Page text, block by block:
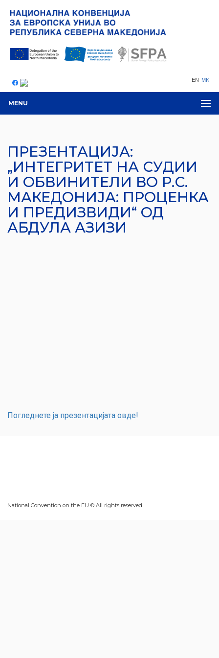
EN MK
MENU
ПРЕЗЕНТАЦИЈА:
„ИНТЕГРИТЕТ НА СУДИИ
И ОБВИНИТЕЛИ ВО Р.С.
МАКЕДОНИЈА: ПРОЦЕНКА
И ПРЕДИЗВИДИ“ ОД
АБДУЛА АЗИЗИ
Погледнете ја презентацијата овде!
National Convention on the EU © All rights reserved.